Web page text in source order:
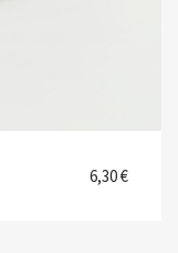
6,30 €